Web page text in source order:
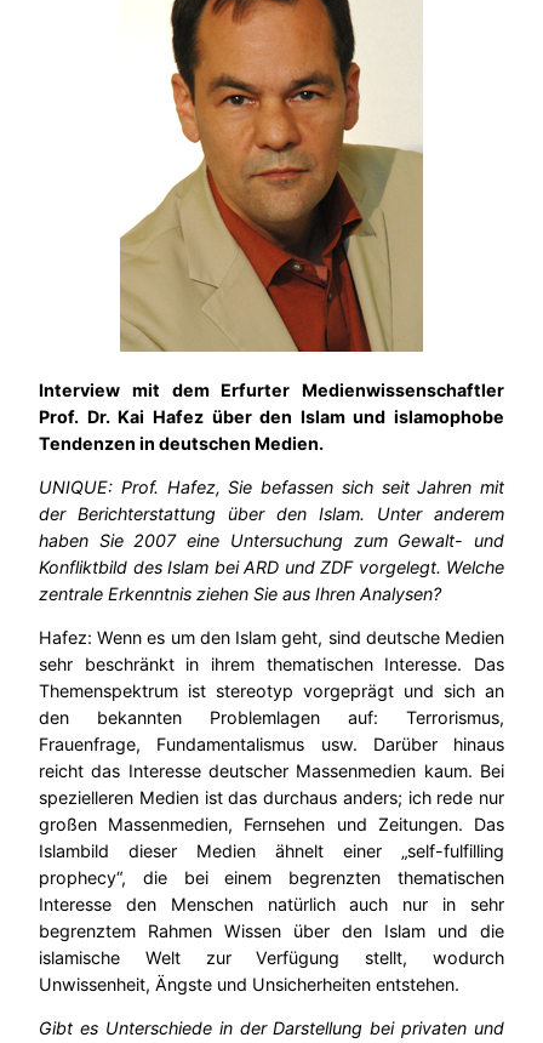
Interview mit dem Erfurter Medienwissenschaftler
Prof. Dr. Kai Hafez über den Islam und islamophobe
Tendenzen in deutschen Medien.
UNIQUE: Prof. Hafez, Sie befassen sich seit Jahren mit
der Berichterstattung über den Islam. Unter anderem
haben Sie 2007 eine Untersuchung zum Gewalt- und
Konfliktbild des Islam bei ARD und ZDF vorgelegt. Welche
zentrale Erkenntnis ziehen Sie aus Ihren Analysen?
Hafez: Wenn es um den Islam geht, sind deutsche Medien
sehr beschränkt in ihrem thematischen Interesse. Das
Themenspektrum ist stereotyp vorgeprägt und sich an
den bekannten Problemlagen auf: Terrorismus,
Frauenfrage, Fundamentalismus usw. Darüber hinaus
reicht das Interesse deutscher Massenmedien kaum. Bei
spezielleren Medien ist das durchaus anders; ich rede nur
großen Massenmedien, Fernsehen und Zeitungen. Das
Islambild dieser Medien ähnelt einer „self-fulfilling
prophecy“, die bei einem begrenzten thematischen
Interesse den Menschen natürlich auch nur in sehr
begrenztem Rahmen Wissen über den Islam und die
islamische Welt zur Verfügung stellt, wodurch
Unwissenheit, Ängste und Unsicherheiten entstehen.
Gibt es Unterschiede in der Darstellung bei privaten und